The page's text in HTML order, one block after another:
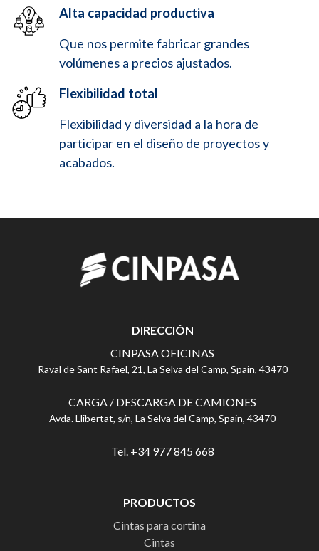
Alta capacidad productiva
Que nos permite fabricar grandes
volúmenes a precios ajustados.
Flexibilidad total
Flexibilidad y diversidad a la hora de
participar en el diseño de proyectos y
acabados.
DIRECCIÓN
CINPASA OFICINAS
Raval de Sant Rafael, 21, La Selva del Camp, Spain, 43470
CARGA / DESCARGA DE CAMIONES
Avda. Llibertat, s/n, La Selva del Camp, Spain, 43470
Tel. +34 977 845 668
PRODUCTOS
Cintas para cortina
Cintas